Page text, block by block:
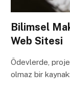
Bilimsel
Web Sitesi
Ödevlerde,
olmaz bir